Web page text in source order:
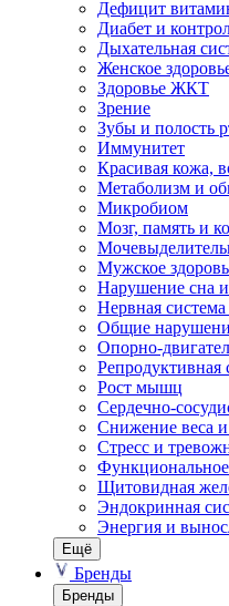
Дефицит
Диабет и
Дыхательная
Женское
Здоровье ЖКТ
Зрение
Зубы и полость
Иммунитет
Красивая кожа,
Метаболизм и
Микробиом
Мозг, память и
Мужское
Нарушение сна
Нервная система
Общие
Опорно-
Репродуктивная
Рост мышц
Сердечно-
Снижение веса и
Стресс и
Щитовидная
Эндокринная
Энергия и
Ещё
Бренды
Бренды